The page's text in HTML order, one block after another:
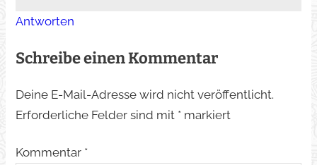
Antworten
Schreibe einen Kommentar
Deine E-Mail-Adresse wird nicht veröffentlicht.
Erforderliche Felder sind mit *markiert
Kommentar *